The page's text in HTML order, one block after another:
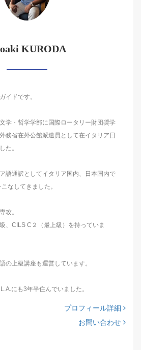
KURODA
イドです。
学・哲学学部に国際ロータリー財団奨学
務省在外公館派遣員として在イタリア日
た。
語通訳としてイタリア国内、日本国内で
なしてきました。
攻。
、CILS C２（最上級）を持っていま
の上級講座も運営しています。
にも3年半住んでいました。
プロフィール詳細
お問い合わせ